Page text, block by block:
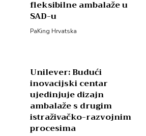
fleksibilne ambalaže u
SAD-u
PaKing Hrvatska
Unilever: Budući
inovacijski centar
ujedinjuje dizajn
ambalaže s drugim
istraživačko-razvojnim
procesima